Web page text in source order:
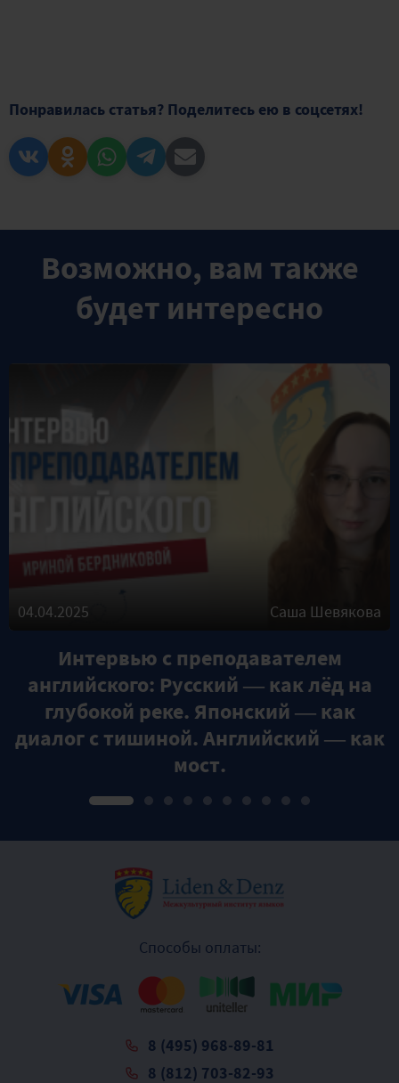
Понравилась статья? Поделитесь ею в соцсетях!
Возможно, вам также
будет интересно
04.04.2025 Саша Шевякова
Интервью с преподавателем
английского: Русский — как лёд на
глубокой реке. Японский — как
диалог с тишиной. Английский — как
мост.
Способы оплаты:
8 (495) 968-89-81
8 (812) 703-82-93